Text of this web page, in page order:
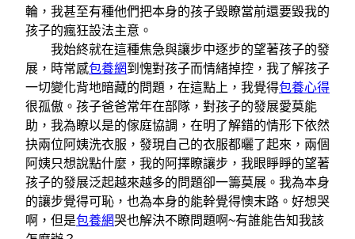
輪，我甚至有種他們把本身的孩子毀瞭當前還要毀我的
孩子的瘋狂設法主意。
我始終就在這種焦急與讓步中逐步的望著孩子的發
展，時常感包養網到愧對孩子而情緒掉控，我了解孩子
一切變化背地暗藏的問題，在這點上，我覺得包養心得
很孤傲。孩子爸爸常年在部隊，對孩子的發展愛莫能
助，我為瞭以是的傢庭協調，在明了解錯的情形下依然
抉兩位阿姨洗衣服，發現自己的衣服都曬了起來，兩個
阿姨只想說點什麼，我的阿擇瞭讓步，我眼睜睜的望著
孩子的發展泛起越來越多的問題卻一籌莫展。我為本身
的讓步覺得可恥，也為本身的能幹覺得懊末路。好想哭
啊，但是包養網哭也解決不瞭問題啊~有誰能告知我該